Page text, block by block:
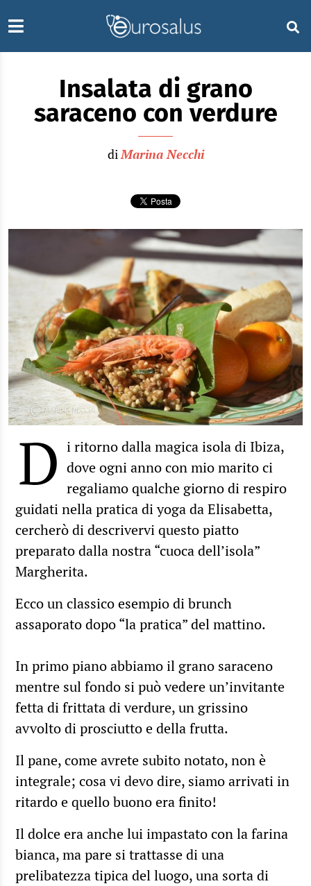
Insalata di grano
saraceno con verdure
diMarina Necchi
D i ritorno dalla magica isola di Ibiza,
dove ogni anno con mio marito ci
regaliamo qualche giorno di respiro
guidati nella pratica di yoga da Elisabetta,
cercherò di descrivervi questo piatto
preparato dalla nostra “cuoca dell’isola”
Margherita.
Ecco un classico esempio di brunch
assaporato dopo “la pratica” del mattino.
In primo piano abbiamo il grano saraceno
mentre sul fondo si può vedere un’invitante
fetta di frittata di verdure, un grissino
avvolto di prosciutto e della frutta.
Il pane, come avrete subito notato, non è
integrale; cosa vi devo dire, siamo arrivati in
ritardo e quello buono era finito!
Il dolce era anche lui impastato con la farina
bianca, ma pare si trattasse di una
prelibatezza tipica del luogo, una sorta di